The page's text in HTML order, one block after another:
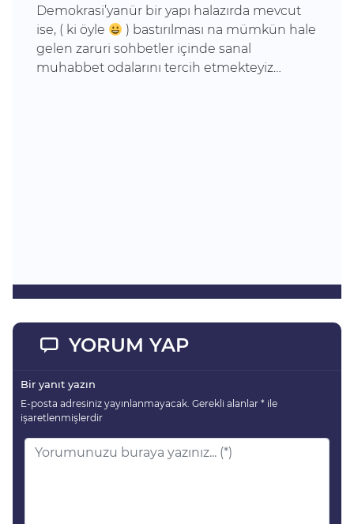
Demokrasi’yanür bir yapı halazırda mevcut
ise, ( ki öyle
) bastırılması na mümkün hale
gelen zaruri sohbetler içinde sanal
muhabbet odalarını tercih etmekteyiz…
YORUM YAP
Bir yanıt yazın
E-posta adresiniz yayınlanmayacak. Gerekli alanlar * ile
işaretlenmişlerdir